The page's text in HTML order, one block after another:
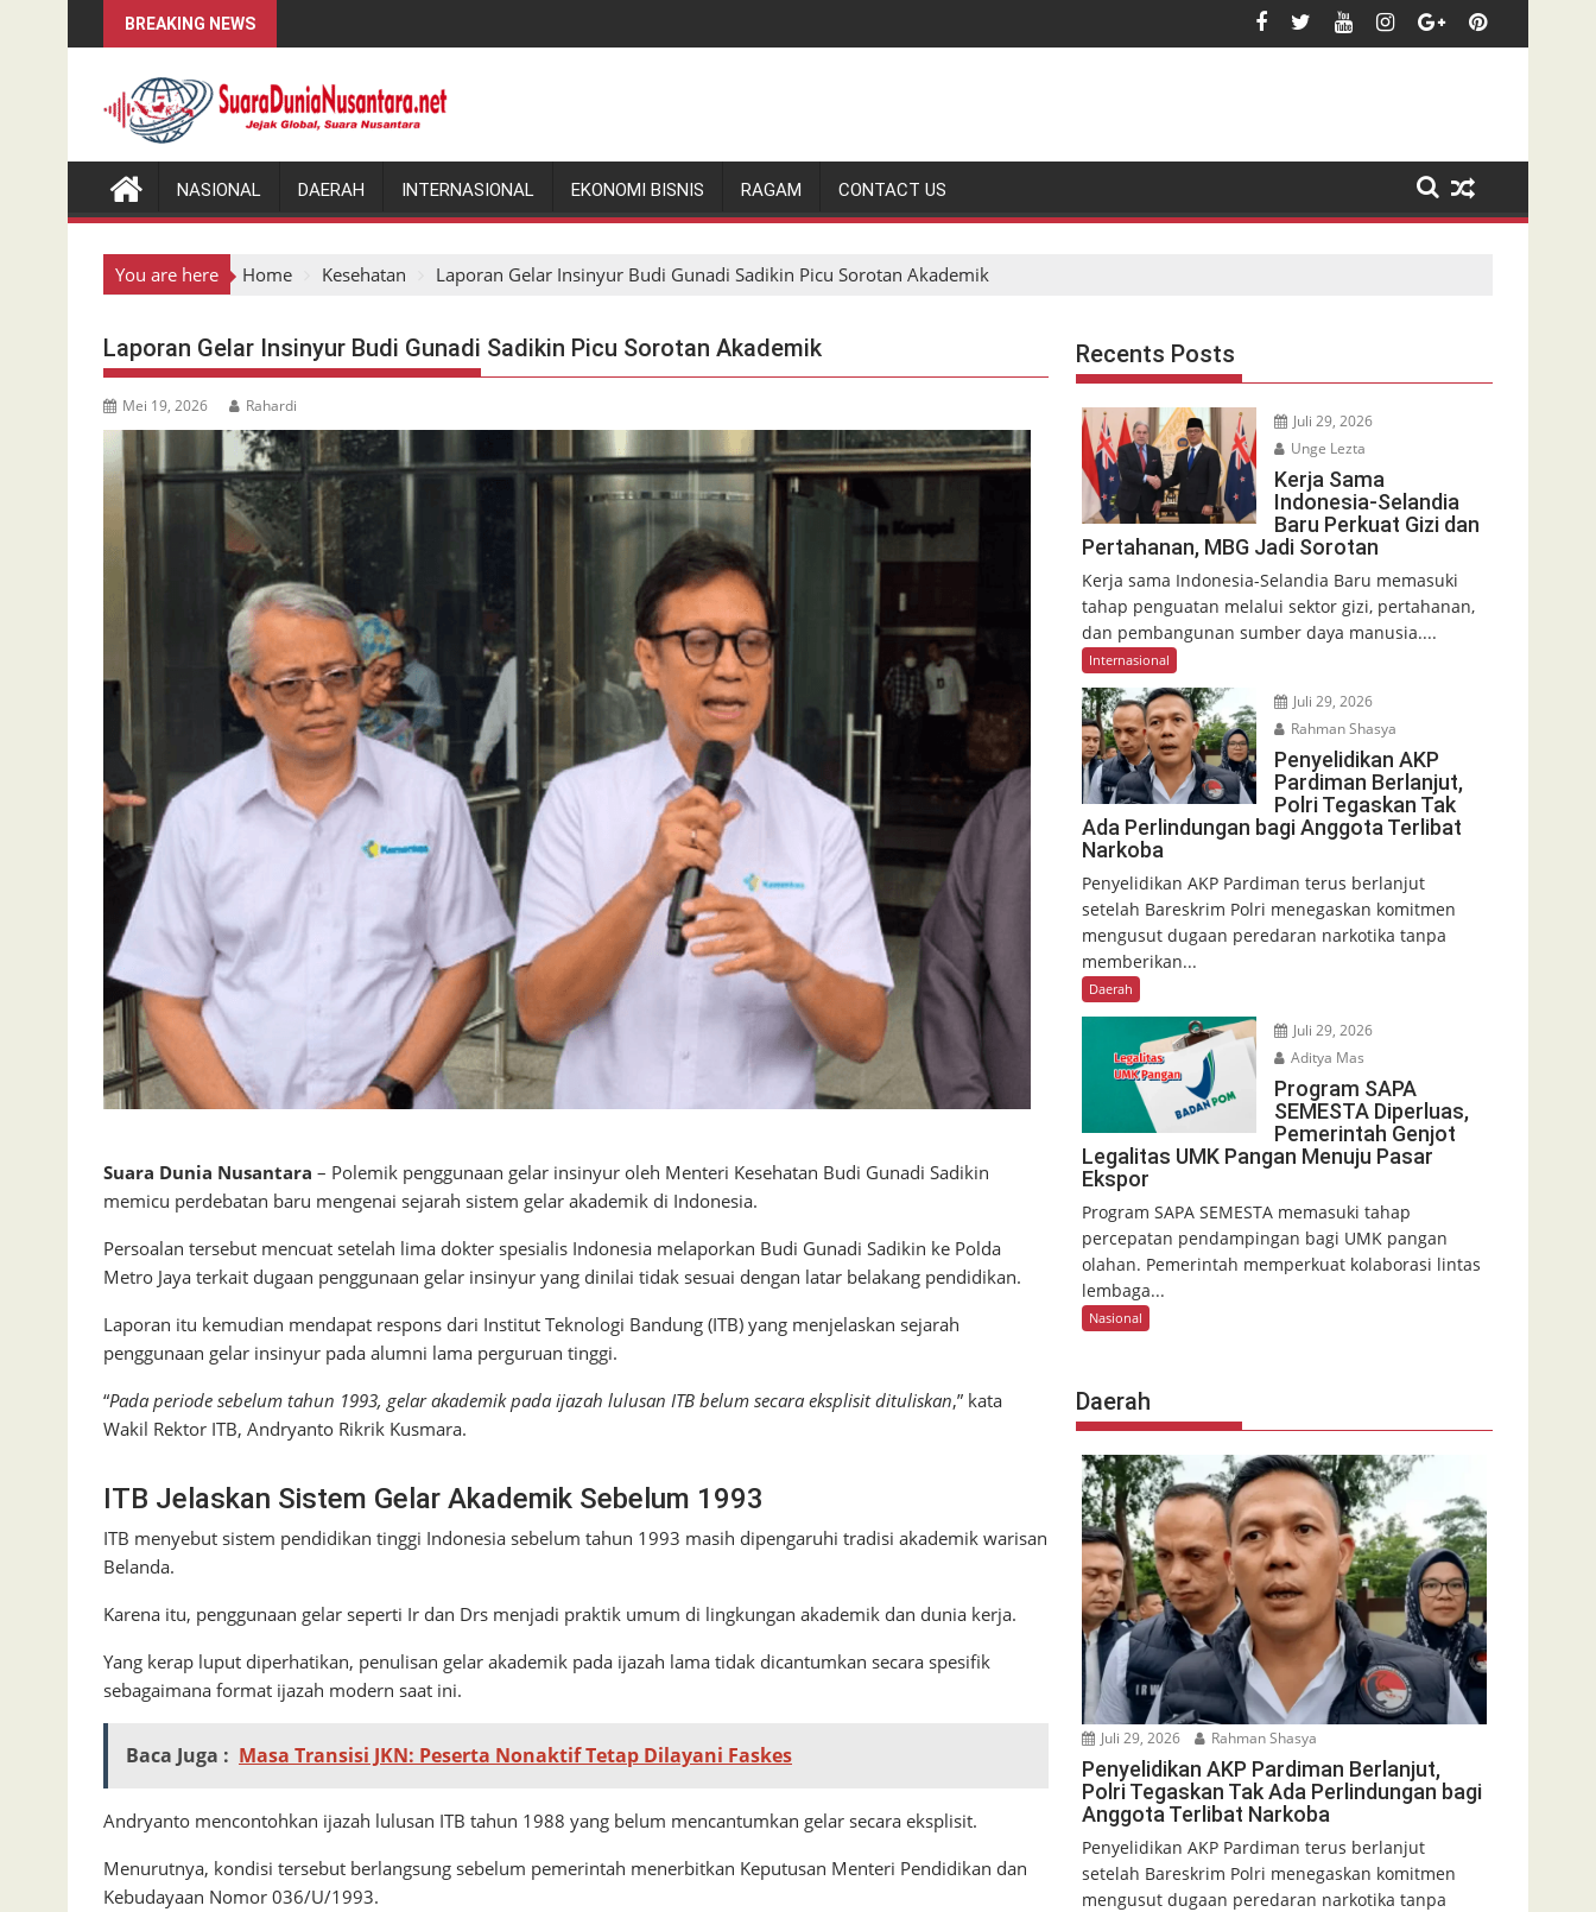
to
BREAKING NEWS
NASIONAL DAERAH INTERNASIONAL EKONOMI BISNIS RAGAM CONTACT US
You are here Home Kesehatan Laporan Gelar Insinyur Budi Gunadi Sadikin Picu Sorotan Akademik
Laporan Gelar Insinyur Budi Gunadi Sadikin Picu Sorotan Akademik
Mei 19, 2026 Rahardi
Suara Dunia Nusantara – Polemik penggunaan gelar insinyur oleh Menteri Kesehatan Budi Gunadi Sadikin
memicu perdebatan baru mengenai sejarah sistem gelar akademik di Indonesia.
Persoalan tersebut mencuat setelah lima dokter spesialis Indonesia melaporkan Budi Gunadi Sadikin ke Polda
Metro Jaya terkait dugaan penggunaan gelar insinyur yang dinilai tidak sesuai dengan latar belakang pendidikan.
Laporan itu kemudian mendapat respons dari Institut Teknologi Bandung (ITB) yang menjelaskan sejarah
penggunaan gelar insinyur pada alumni lama perguruan tinggi.
“Pada periode sebelum tahun 1993, gelar akademik pada ijazah lulusan ITB belum secara eksplisit dituliskan,” kata
Wakil Rektor ITB, Andryanto Rikrik Kusmara.
ITB Jelaskan Sistem Gelar Akademik Sebelum 1993
ITB menyebut sistem pendidikan tinggi Indonesia sebelum tahun 1993 masih dipengaruhi tradisi akademik warisan
Belanda.
Karena itu, penggunaan gelar seperti Ir dan Drs menjadi praktik umum di lingkungan akademik dan dunia kerja.
Yang kerap luput diperhatikan, penulisan gelar akademik pada ijazah lama tidak dicantumkan secara spesifik
sebagaimana format ijazah modern saat ini.
Baca Juga : Masa Transisi JKN: Peserta Nonaktif Tetap Dilayani Faskes
Andryanto mencontohkan ijazah lulusan ITB tahun 1988 yang belum mencantumkan gelar secara eksplisit.
Menurutnya, kondisi tersebut berlangsung sebelum pemerintah menerbitkan Keputusan Menteri Pendidikan dan
Kebudayaan Nomor 036/U/1993.
Recents Posts
Juli 29, 2026
Unge Lezta
Kerja Sama
Indonesia-Selandia
Baru Perkuat Gizi dan
Pertahanan, MBG Jadi Sorotan
Kerja sama Indonesia-Selandia Baru memasuki
tahap penguatan melalui sektor gizi, pertahanan,
dan pembangunan sumber daya manusia....
Internasional
Juli 29, 2026
Rahman Shasya
Penyelidikan AKP
Pardiman Berlanjut,
Polri Tegaskan Tak
Ada Perlindungan bagi Anggota Terlibat
Narkoba
Penyelidikan AKP Pardiman terus berlanjut
setelah Bareskrim Polri menegaskan komitmen
mengusut dugaan peredaran narkotika tanpa
memberikan...
Daerah
Juli 29, 2026
Aditya Mas
Program SAPA
SEMESTA Diperluas,
Pemerintah Genjot
Legalitas UMK Pangan Menuju Pasar
Ekspor
Program SAPA SEMESTA memasuki tahap
percepatan pendampingan bagi UMK pangan
olahan. Pemerintah memperkuat kolaborasi lintas
lembaga...
Nasional
Daerah
Juli 29, 2026 Rahman Shasya
Penyelidikan AKP Pardiman Berlanjut,
Polri Tegaskan Tak Ada Perlindungan bagi
Anggota Terlibat Narkoba
Penyelidikan AKP Pardiman terus berlanjut
setelah Bareskrim Polri menegaskan komitmen
mengusut dugaan peredaran narkotika tanpa